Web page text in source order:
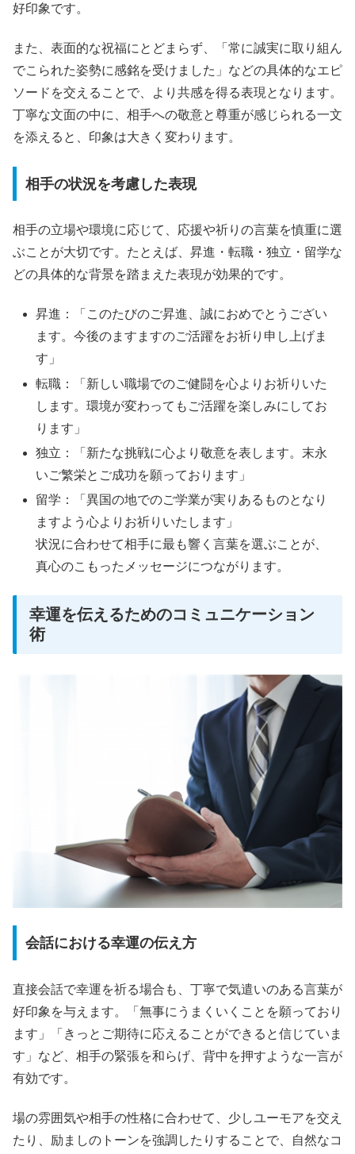
好印象です。
また、表面的な祝福にとどまらず、「常に誠実に取り組ん
でこられた姿勢に感銘を受けました」などの具体的なエピ
ソードを交えることで、より共感を得る表現となります。
丁寧な文面の中に、相手への敬意と尊重が感じられる一文
を添えると、印象は大きく変わります。
相手の状況を考慮した表現
相手の立場や環境に応じて、応援や祈りの言葉を慎重に選
ぶことが大切です。たとえば、昇進・転職・独立・留学な
どの具体的な背景を踏まえた表現が効果的です。
昇進：「このたびのご昇進、誠におめでとうござい
ます。今後のますますのご活躍をお祈り申し上げま
す」
転職：「新しい職場でのご健闘を心よりお祈りいた
します。環境が変わってもご活躍を楽しみにしてお
ります」
独立：「新たな挑戦に心より敬意を表します。末永
いご繁栄とご成功を願っております」
留学：「異国の地でのご学業が実りあるものとなり
ますよう心よりお祈りいたします」
状況に合わせて相手に最も響く言葉を選ぶことが、
真心のこもったメッセージにつながります。
幸運を伝えるためのコミュニケーション
術
会話における幸運の伝え方
直接会話で幸運を祈る場合も、丁寧で気遣いのある言葉が
好印象を与えます。「無事にうまくいくことを願っており
ます」「きっとご期待に応えることができると信じていま
す」など、相手の緊張を和らげ、背中を押すような一言が
有効です。
場の雰囲気や相手の性格に合わせて、少しユーモアを交え
たり、励ましのトーンを強調したりすることで、自然なコ